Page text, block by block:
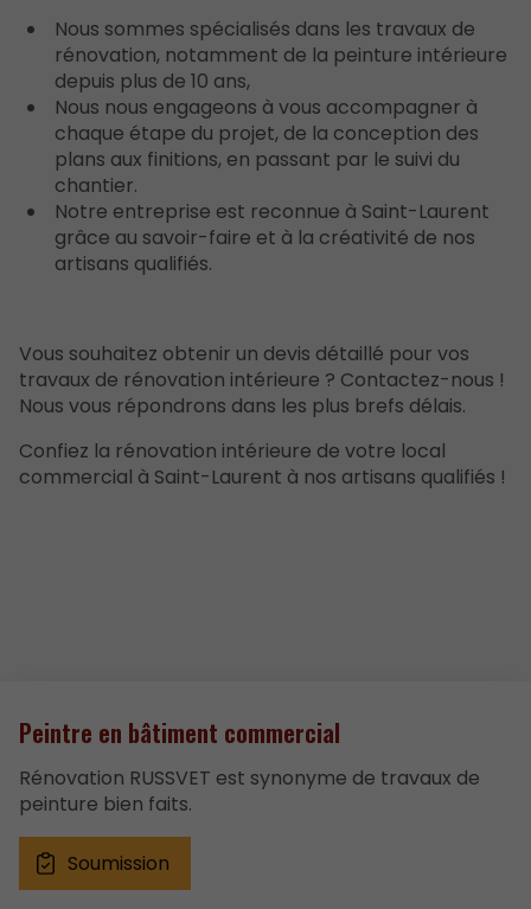
Nous sommes spécialisés dans les travaux de
rénovation, notamment de la peinture intérieure
depuis plus de 10 ans,
Nous nous engageons à vous accompagner à
chaque étape du projet, de la conception des
plans aux finitions, en passant par le suivi du
chantier.
Notre entreprise est reconnue à Saint-Laurent
grâce au savoir-faire et à la créativité de nos
artisans qualifiés.
Vous souhaitez obtenir un devis détaillé pour vos
travaux de rénovation intérieure ? Contactez-nous !
Nous vous répondrons dans les plus brefs délais.
Confiez la rénovation intérieure de votre local
commercial à Saint-Laurent à nos artisans qualifiés !
Peintre en bâtiment commercial
Rénovation RUSSVET est synonyme de travaux de
peinture bien faits.
Soumission